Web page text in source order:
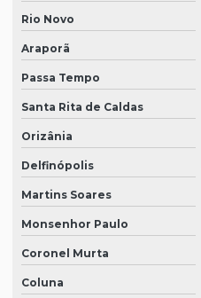
Rio Novo
Araporã
Passa Tempo
Santa Rita de Caldas
Orizânia
Delfinópolis
Martins Soares
Monsenhor Paulo
Coronel Murta
Coluna